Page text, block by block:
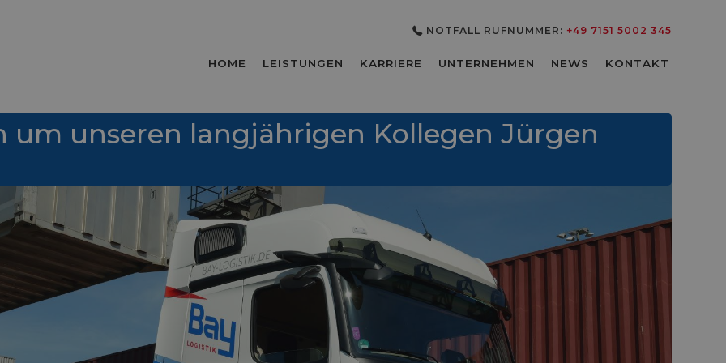
3 NOTFALL RUFNUMMER: +49 7151 5002 345
HOME LEISTUNGEN KARRIERE UNTERNEHMEN NEWS KONTAKT
unseren langjährigen Kollegen Jürgen